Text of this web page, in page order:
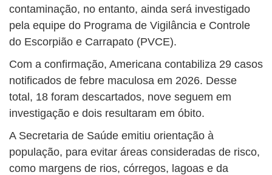
contaminação, no entanto, ainda será investigado
pela equipe do Programa de Vigilância e Controle
do Escorpião e Carrapato (PVCE).
Com a confirmação, Americana contabiliza 29 casos
notificados de febre maculosa em 2026. Desse
total, 18 foram descartados, nove seguem em
investigação e dois resultaram em óbito.
A Secretaria de Saúde emitiu orientação à
população, para evitar áreas consideradas de risco,
como margens de rios, córregos, lagoas e da